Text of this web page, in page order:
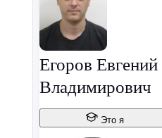
Егоров Евгений
Владимирович
Это я